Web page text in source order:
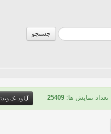
جستجو
| تعداد نمایش ها: 25409 آپلود یک